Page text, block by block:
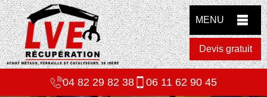
MENU
Devis gratuit
04 82 29 82 38 06 11 62 90 45